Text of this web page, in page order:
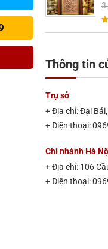
Thông tin
Trụ sở
+ Địa chỉ: Đại
+ Điện thoại:
Chi nhánh Hà
+ Địa chỉ: 106
+ Điện thoại: